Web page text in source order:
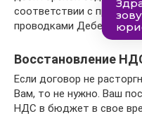
соответствии с
проводками Дебет
Восстановление
Если договор не
Вам, то не нужно. Ваш
НДС в бюджет в свое